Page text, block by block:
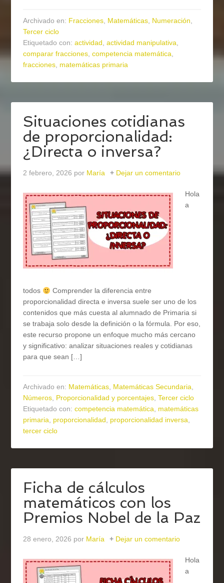
Archivado en: Fracciones, Matemáticas, Numeración,
Tercer ciclo
Etiquetado con:actividad,actividad manipulativa,
comparar fracciones,competencia matemática,
fracciones, matemáticas primaria
Situaciones cotidianas
de proporcionalidad:
¿Directa o inversa?
2 febrero, 2026 por María Dejar un comentario
Hola
a
todos
Comprender la diferencia entre
proporcionalidad directa e inversa suele ser uno de los
contenidos que más cuesta al alumnado de Primaria si
se trabaja solo desde la definición o la fórmula. Por eso,
este recurso propone un enfoque mucho más cercano
y significativo: analizar situaciones reales y cotidianas
para que sean […]
Archivado en: Matemáticas, Matemáticas Secundaria,
Números, Proporcionalidad y porcentajes,Tercer ciclo
Etiquetado con:competencia matemática, matemáticas
primaria, proporcionalidad, proporcionalidad inversa,
tercer ciclo
Ficha de cálculos
matemáticos con los
Premios Nobel de la Paz
28 enero, 2026 por María Dejar un comentario
Hola
a